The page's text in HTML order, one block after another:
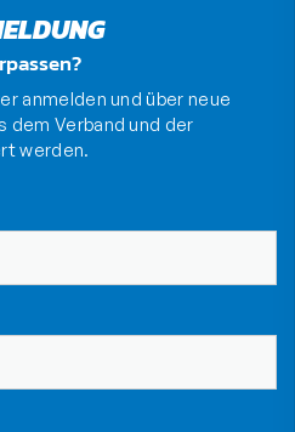
anmelden und über neue
dem Verband und der
werden.